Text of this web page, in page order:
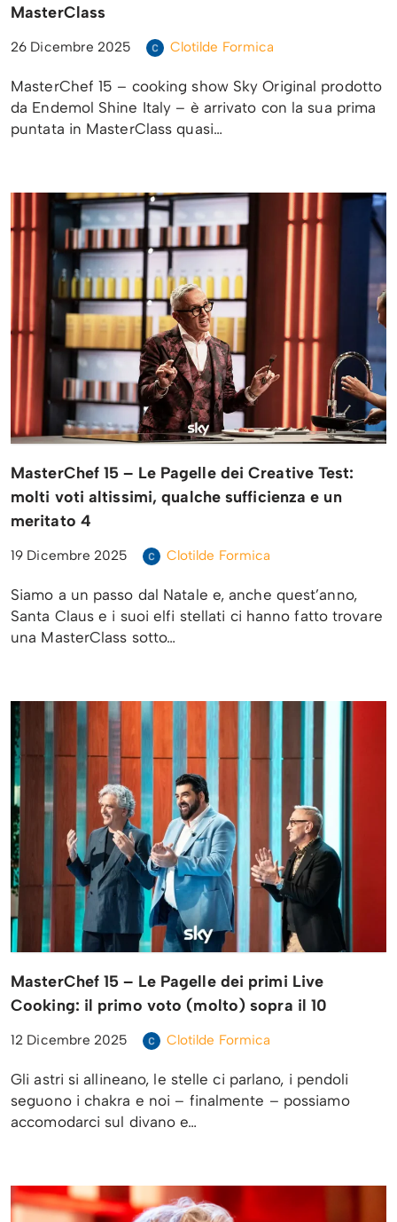
MasterClass
26 Dicembre 2025 Clotilde Formica
MasterChef 15 – cooking show Sky Original prodotto
da Endemol Shine Italy – è arrivato con la sua prima
puntata in MasterClass quasi…
MasterChef 15 – Le Pagelle dei Creative Test:
molti voti altissimi, qualche sufficienza e un
meritato 4
19 Dicembre 2025 Clotilde Formica
Siamo a un passo dal Natale e, anche quest’anno,
Santa Claus e i suoi elfi stellati ci hanno fatto trovare
una MasterClass sotto…
MasterChef 15 – Le Pagelle dei primi Live
Cooking: il primo voto (molto) sopra il 10
12 Dicembre 2025 Clotilde Formica
Gli astri si allineano, le stelle ci parlano, i pendoli
seguono i chakra e noi – finalmente – possiamo
accomodarci sul divano e…